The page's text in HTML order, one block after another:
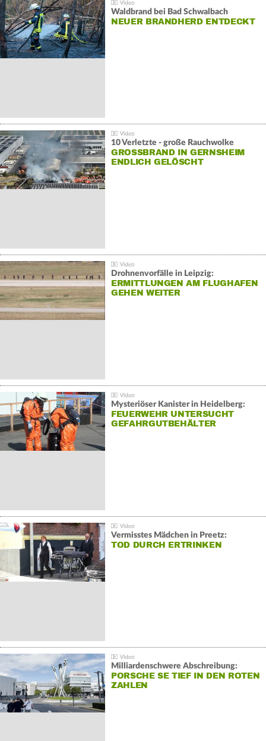
Waldbrand bei Bad Schwalbach
NEUER BRANDHERD ENTDECKT
10 Verletzte - große Rauchwolke
GROSSBRAND IN GERNSHEIM E
NDLICH GELÖSCHT
Drohnenvorfälle in Leipzig:
ERMITTLUNGEN AM FLUGHAFEN
GEHEN WEITER
Mysteriöser Kanister in Heidelberg:
FEUERWEHR UNTERSUCHT
GEFAHRGUTBEHÄLTER
Vermisstes Mädchen in Preetz:
TOD DURCH ERTRINKEN
Milliardenschwere Abschreibung:
PORSCHE SE TIEF IN DEN ROTEN
ZAHLEN